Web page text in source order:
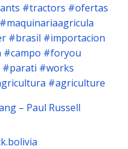
#tractors #ofertas
#maquinariaagricula
#brasil #importacion
#campo #foryou
#parati #works
#agriculture
– Paul Russell